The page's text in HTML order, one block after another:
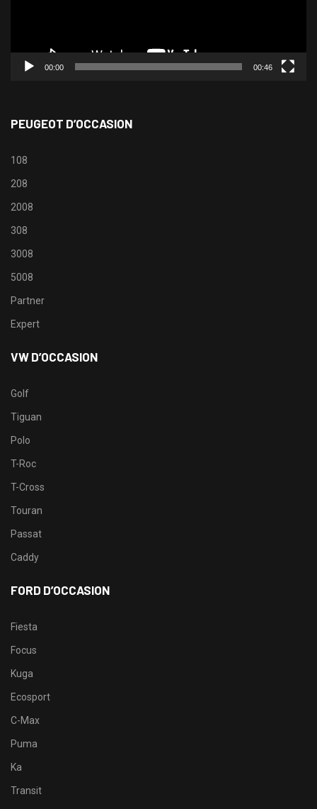
00:00 00:46
PEUGEOT D’OCCASION
108
208
2008
308
3008
5008
Partner
Expert
VW D’OCCASION
Golf
Tiguan
Polo
T-Roc
T-Cross
Touran
Passat
Caddy
FORD D’OCCASION
Fiesta
Focus
Kuga
Ecosport
C-Max
Puma
Ka
Transit